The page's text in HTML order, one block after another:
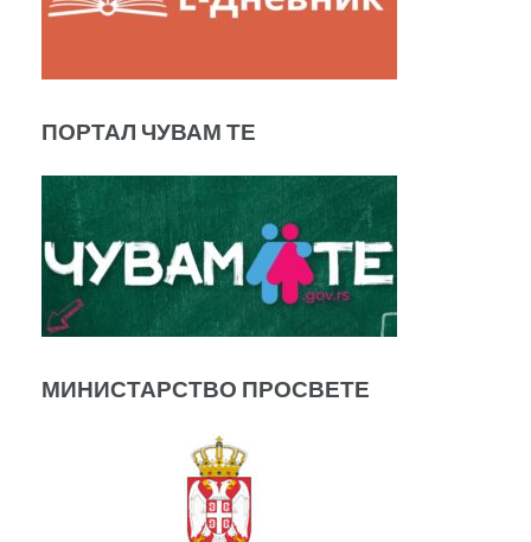
ПОРТАЛ ЧУВАМ ТЕ
МИНИСТАРСТВО ПРОСВЕТЕ